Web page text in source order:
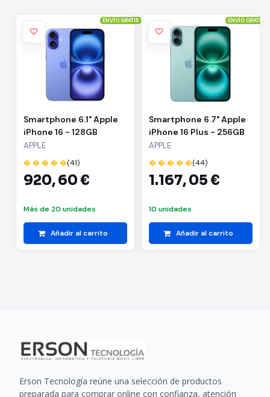
Smartphone 6.1" Apple
iPhone 16 - 128GB
Ultramarino
APPLE
� � � � �(41)
920,60 €
Más de 20 unidades
Añadir al carrito
ENVÍO GRATIS
Smartphone 6.7" Apple
iPhone 16 Plus - 256GB
Verde
APPLE
� � � � �(44)
1.167,05 €
10 unidades
Añadir al carrito
ENVÍO GRATIS
Erson Tecnología reúne una selección de productos
preparada para comprar online con confianza, atención